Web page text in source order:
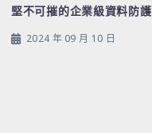
堅不可摧的企業級資料防護
2024 年 09 月 10 日